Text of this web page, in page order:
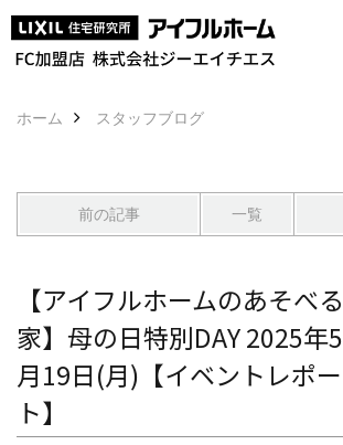
ホーム スタッフブログ
前の記事 一覧
【アイフルホームのあそべる
家】母の日特別DAY 2025年5
月19日(月)【イベントレポー
ト】